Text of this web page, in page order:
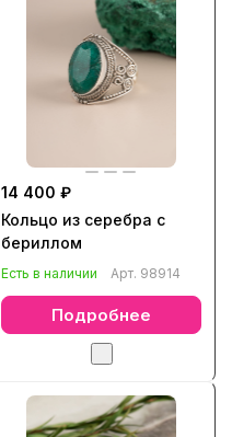
14 400 ₽
Кольцо из серебра с
бериллом
Есть в наличии Арт. 98914
Подробнее